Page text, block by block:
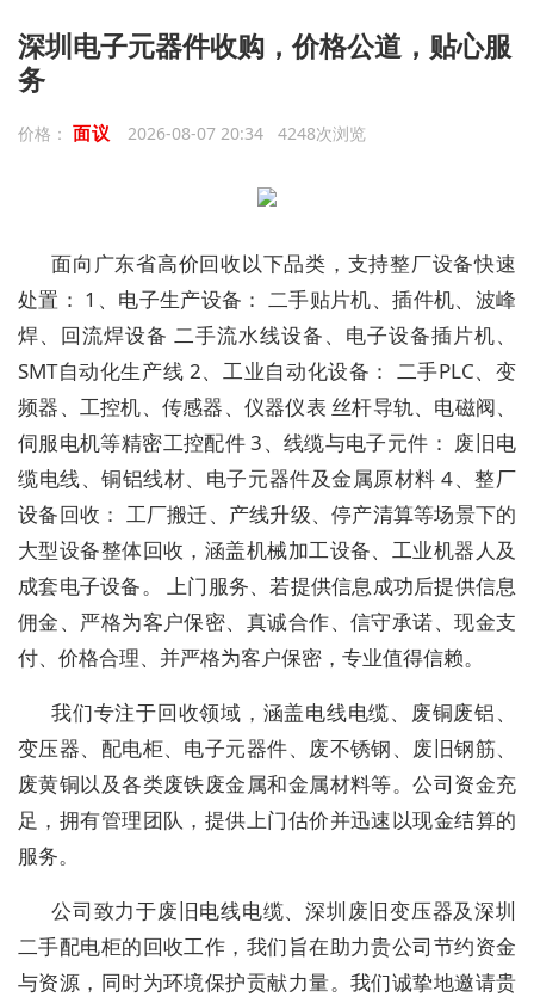
深圳电子元器件收购，价格公道，贴心服
务
价格： 面议 2026-08-07 20:34 4248次浏览
面向广东省高价回收以下品类，支持整厂设备快速
处置： 1、电子生产设备： 二手贴片机、插件机、波峰
焊、回流焊设备 二手流水线设备、电子设备插片机、
SMT自动化生产线 2、工业自动化设备： 二手PLC、变
频器、工控机、传感器、仪器仪表 丝杆导轨、电磁阀、
伺服电机等精密工控配件 3、线缆与电子元件： 废旧电
缆电线、铜铝线材、电子元器件及金属原材料 4、整厂
设备回收： 工厂搬迁、产线升级、停产清算等场景下的
大型设备整体回收，涵盖机械加工设备、工业机器人及
成套电子设备。 上门服务、若提供信息成功后提供信息
佣金、严格为客户保密、真诚合作、信守承诺、现金支
付、价格合理、并严格为客户保密，专业值得信赖。
我们专注于回收领域，涵盖电线电缆、废铜废铝、
变压器、配电柜、电子元器件、废不锈钢、废旧钢筋、
废黄铜以及各类废铁废金属和金属材料等。公司资金充
足，拥有管理团队，提供上门估价并迅速以现金结算的
服务。
公司致力于废旧电线电缆、深圳废旧变压器及深圳
二手配电柜的回收工作，我们旨在助力贵公司节约资金
与资源，同时为环境保护贡献力量。我们诚挚地邀请贵